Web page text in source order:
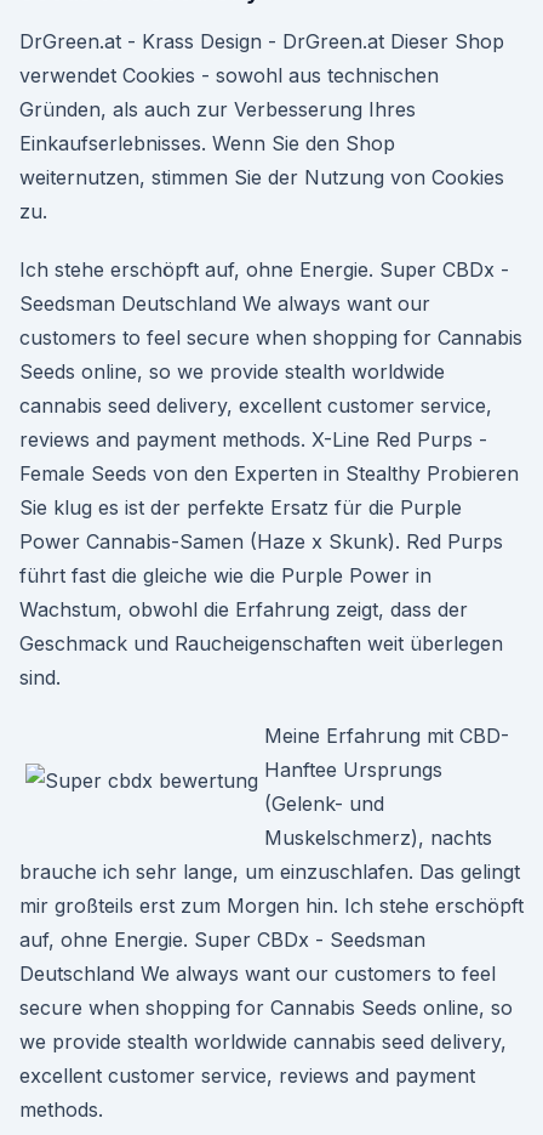
DrGreen.at - Krass Design - DrGreen.at Dieser Shop
verwendet Cookies - sowohl aus technischen
Gründen, als auch zur Verbesserung Ihres
Einkaufserlebnisses. Wenn Sie den Shop
weiternutzen, stimmen Sie der Nutzung von Cookies
zu.
Ich stehe erschöpft auf, ohne Energie. Super CBDx -
Seedsman Deutschland We always want our
customers to feel secure when shopping for Cannabis
Seeds online, so we provide stealth worldwide
cannabis seed delivery, excellent customer service,
reviews and payment methods. X-Line Red Purps -
Female Seeds von den Experten in Stealthy Probieren
Sie klug es ist der perfekte Ersatz für die Purple
Power Cannabis-Samen (Haze x Skunk). Red Purps
führt fast die gleiche wie die Purple Power in
Wachstum, obwohl die Erfahrung zeigt, dass der
Geschmack und Raucheigenschaften weit überlegen
sind.
Meine Erfahrung mit CBD-
Hanftee Ursprungs
(Gelenk- und
Muskelschmerz), nachts
brauche ich sehr lange, um einzuschlafen. Das gelingt
mir großteils erst zum Morgen hin. Ich stehe erschöpft
auf, ohne Energie. Super CBDx - Seedsman
Deutschland We always want our customers to feel
secure when shopping for Cannabis Seeds online, so
we provide stealth worldwide cannabis seed delivery,
excellent customer service, reviews and payment
methods.